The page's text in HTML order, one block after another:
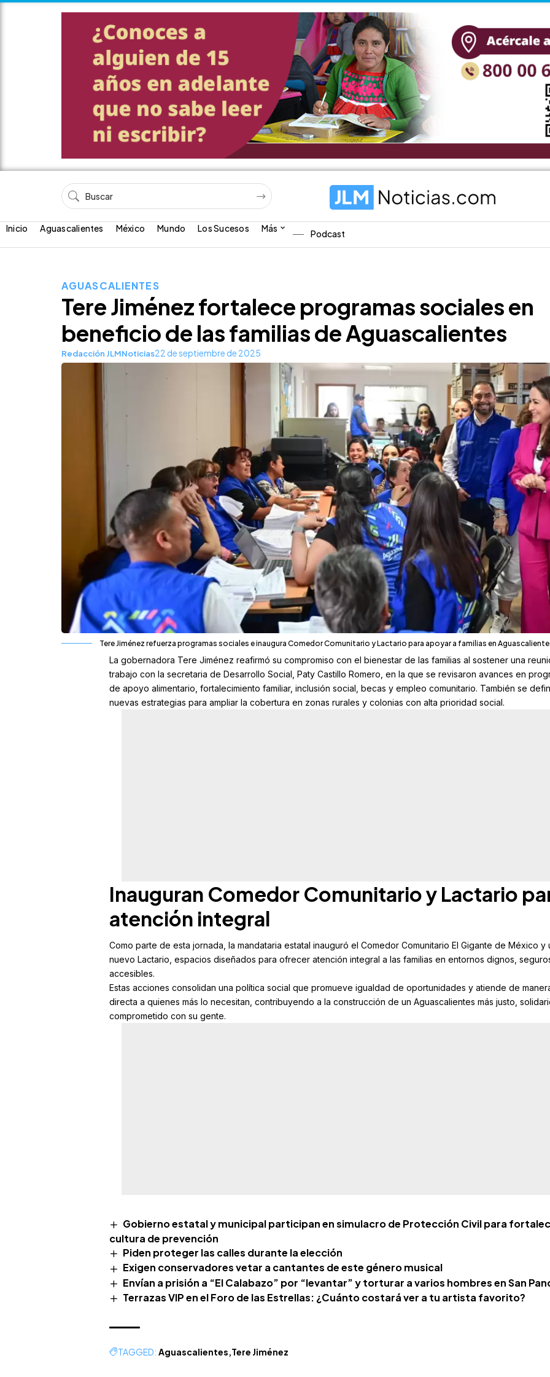
Inicio Aguascalientes México Mundo Los Sucesos Más Podcast
AGUASCALIENTES
Tere Jiménez fortalece programas sociales en
beneficio de las familias de Aguascalientes
Redacción JLMNoticias22 de septiembre de 2025
Tere Jiménez refuerza programas sociales e inaugura Comedor Comunitario y Lactario para apoyar a familias en
La gobernadora Tere Jiménez reafirmó su compromiso con el bienestar de las familias al sostener una
trabajo con la secretaria de Desarrollo Social , Paty Castillo Romero, en la que se revisaron avances en
de apoyo alimentario, fortalecimiento familiar, inclusión social, becas y empleo comunitario. También se
nuevas estrategias para ampliar la cobertura en zonas rurales y colonias con alta prioridad social.
Inauguran Comedor Comunitario y Lactario
atención integral
Como parte de esta jornada, la mandataria estatal inauguró el Comedor Comunitario El Gigante de México y
nuevo Lactario, espacios diseñados para ofrecer atención integral a las familias en entornos dignos,
accesibles.
Estas acciones consolidan una política social que promueve igualdad de oportunidades y atiende de
directa a quienes más lo necesitan, contribuyendo a la construcción de un Aguascalientes más justo,
comprometido con su gente.
Gobierno estatal y municipal participan en simulacro de Protección Civil para
cultura de prevención
Piden proteger las calles durante la elección
Exigen conservadores vetar a cantantes de este género musical
Envían a prisión a “El Calabazo” por “levantar” y torturar a varios hombres en San
Terrazas VIP en el Foro de las Estrellas: ¿Cuánto costará ver a tu artista favorito?
TAGGED: Aguascalientes Tere Jiménez